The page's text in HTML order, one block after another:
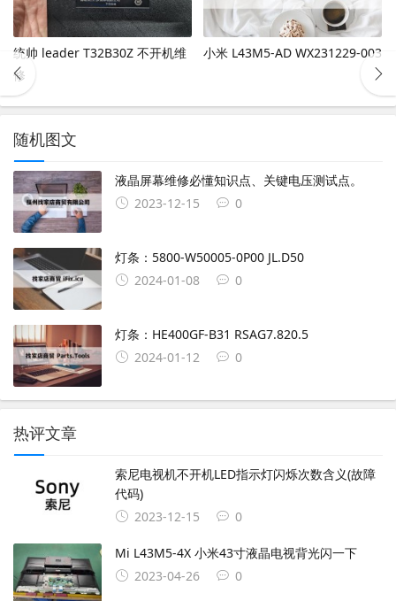
统帅 leader T32B30Z 不开机维
修
小米 L43M5-AD WX231229-003
随机图文
液晶屏幕维修必懂知识点、关键电压测试点。
2023-12-15
0
灯条：5800-W50005-0P00 JL.D50
2024-01-08
0
灯条：HE400GF-B31 RSAG7.820.5
2024-01-12
0
热评文章
索尼电视机不开机LED指示灯闪烁次数含义(故障
代码)
2023-12-15
0
Mi L43M5-4X 小米43寸液晶电视背光闪一下
2023-04-26
0